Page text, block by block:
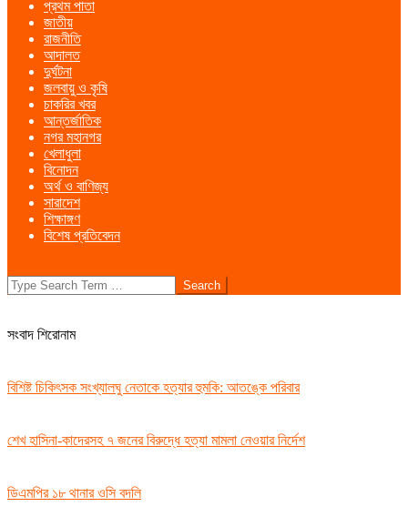
Menu
প্রথম পাতা
জাতীয়
রাজনীতি
আদালত
দুর্ঘটনা
জলবায়ু ও কৃষি
চাকরির খবর
আন্তর্জাতিক
নগর মহানগর
খেলাধুলা
বিনোদন
অর্থ ও বাণিজ্য
সারাদেশ
শিক্ষাঙ্গণ
বিশেষ প্রতিবেদন
Search
সংবাদ শিরোনাম
বিশিষ্ট চিকিৎসক সংখ্যালঘু নেতাকে হত্যার হুমকি: আতঙ্কে পরিবার
শেখ হাসিনা-কাদেরসহ ৭ জনের বিরুদ্ধে হত্যা মামলা নেওয়ার নির্দেশ
ডিএমপির ১৮ থানার ওসি বদলি